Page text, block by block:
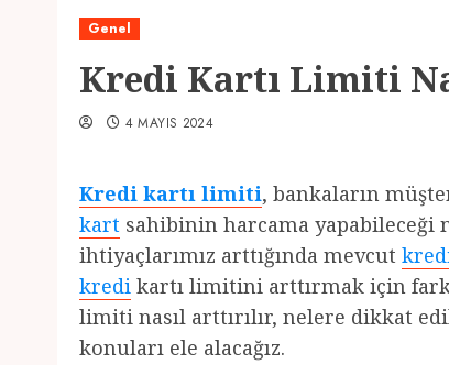
Genel
Kredi Kartı Limiti
4 MAYIS 2024
Kredi kartı limiti, bankaların
kart sahibinin harcama yapabileceği
ihtiyaçlarımız arttığında mevcut
kredi kartı limitini arttırmak için
limiti nasıl arttırılır, nelere dikkat
konuları ele alacağız.